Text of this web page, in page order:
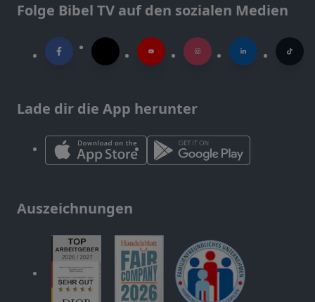
Folge Bibel TV auf den sozialen Medien
Lade dir die App herunter
Auszeichnungen